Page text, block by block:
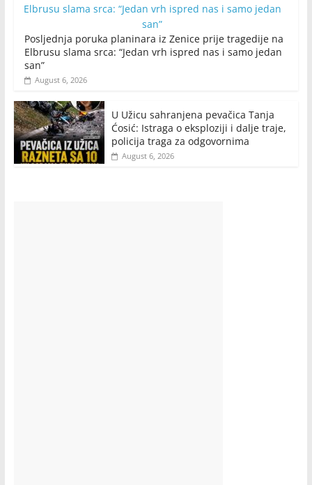
Posljednja poruka planinara iz Zenice prije tragedije na
Elbrusu slama srca: “Jedan vrh ispred nas i samo jedan
san”
August 6, 2026
U Užicu sahranjena pevačica Tanja
Ćosić: Istraga o eksploziji i dalje traje,
policija traga za odgovornima
August 6, 2026